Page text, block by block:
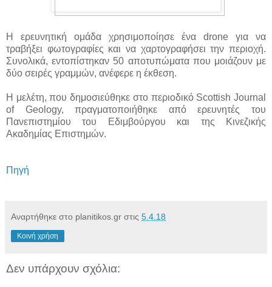
Η ερευνητική ομάδα χρησιμοποίησε ένα drone για να
τραβήξει φωτογραφίες και να χαρτογραφήσει την περιοχή.
Συνολικά, εντοπίστηκαν 50 αποτυπώματα που μοιάζουν με
δύο σειρές γραμμών, ανέφερε η έκθεση.
Η μελέτη, που δημοσιεύθηκε στο περιοδικό Scottish Journal
of Geology, πραγματοποιήθηκε από ερευνητές του
Πανεπιστημίου του Εδιμβούργου και της Κινεζικής
Ακαδημίας Επιστημών.
Πηγή
Αναρτήθηκε στο planitikos.gr στις 5.4.18
Κοινή χρήση
Δεν υπάρχουν σχόλια: